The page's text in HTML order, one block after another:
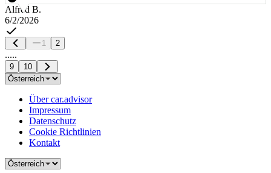
Alfred B.
6/2/2026
1 2
.....
9 10
Über car.advisor
Impressum
Datenschutz
Cookie Richtlinien
Kontakt